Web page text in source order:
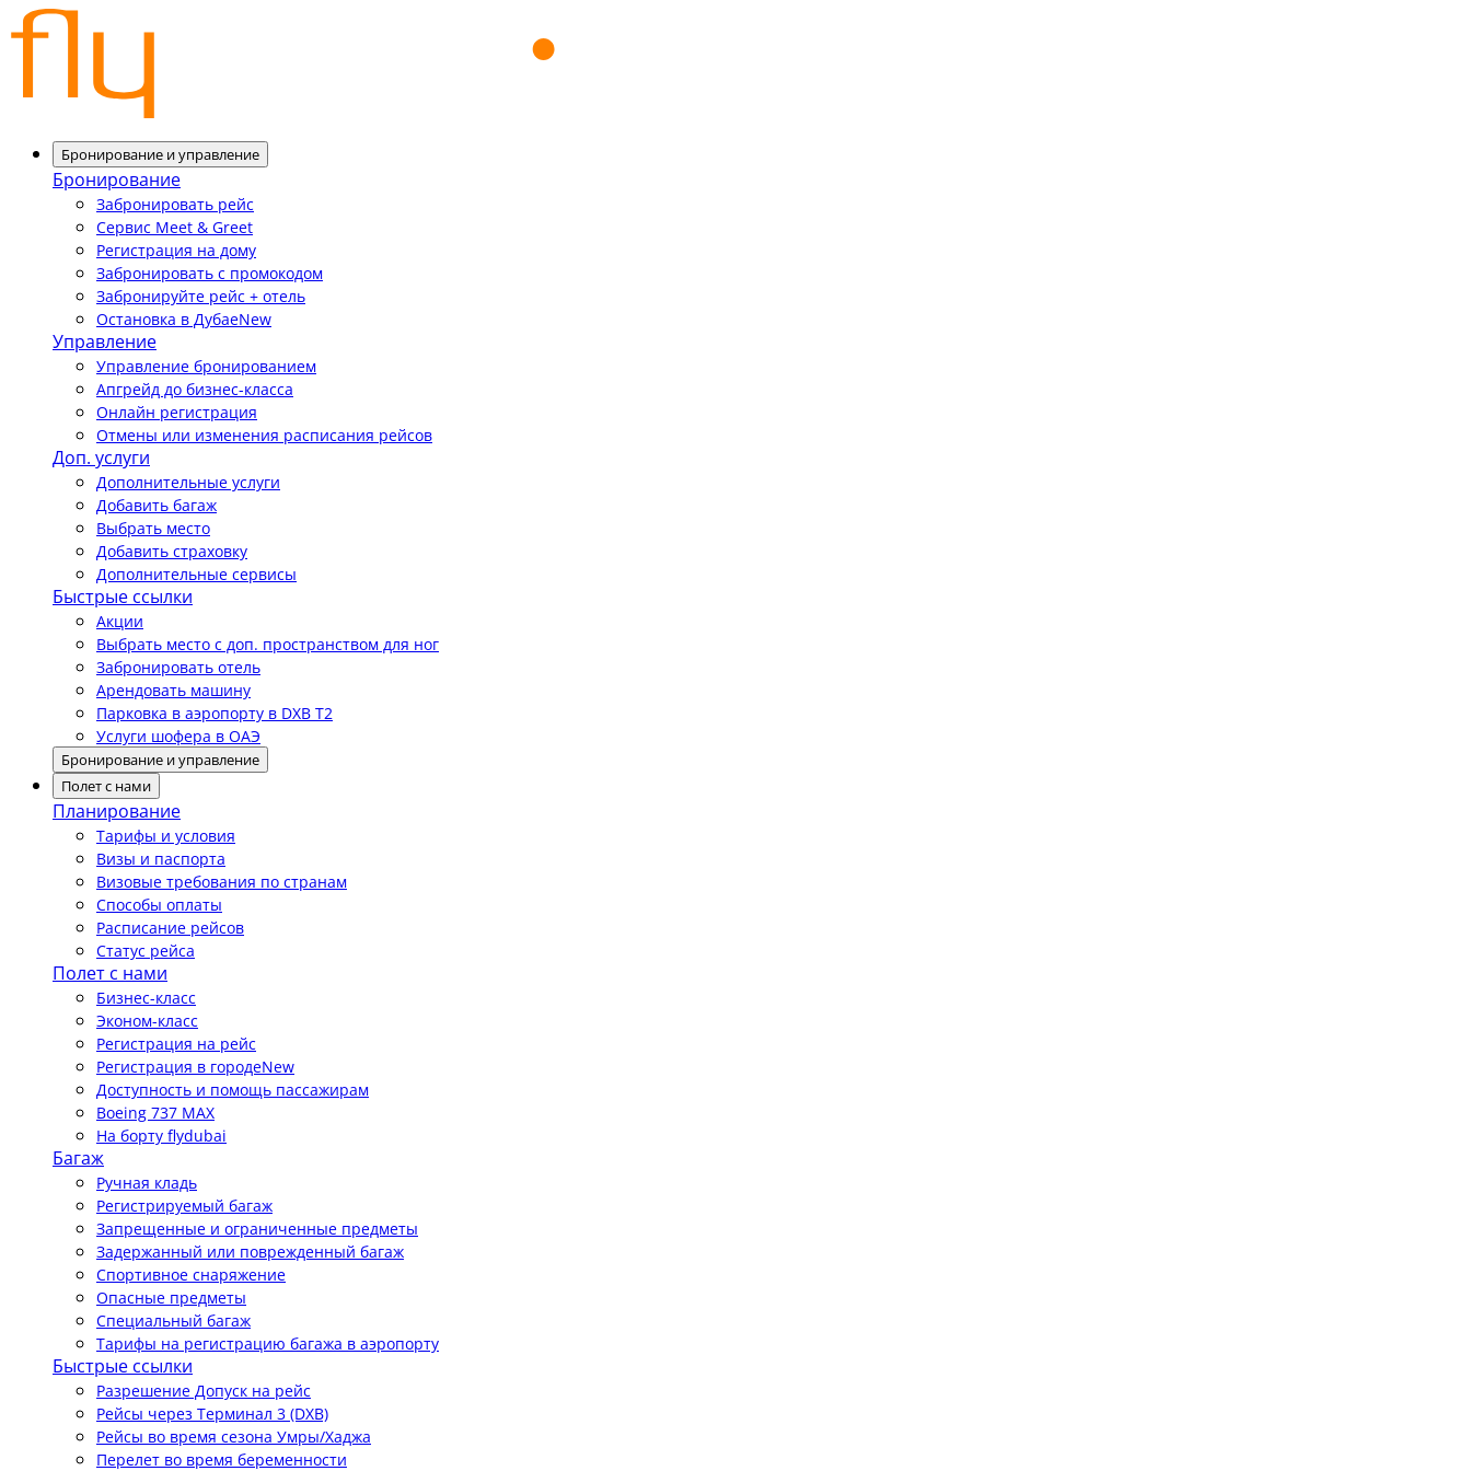
Бронирование и управление
Бронирование
Забронировать рейс
Сервис Meet & Greet
Регистрация на дому
Забронировать с промокодом
Забронируйте рейс + отель
Остановка в ДубаеNew
Управление
Управление бронированием
Апгрейд до бизнес-класса
Онлайн регистрация
Отмены или изменения расписания рейсов
Доп. услуги
Дополнительные услуги
Добавить багаж
Выбрать место
Добавить страховку
Дополнительные сервисы
Быстрые ссылки
Акции
Выбрать место с доп. пространством для ног
Забронировать отель
Арендовать машину
Парковка в аэропорту в DXB T2
Услуги шофера в ОАЭ
Бронирование и управление
Полет с нами
Планирование
Тарифы и условия
Визы и паспорта
Визовые требования по странам
Способы оплаты
Расписание рейсов
Статус рейса
Полет с нами
Бизнес-класс
Эконом-класс
Регистрация на рейс
Регистрация в городеNew
Доступность и помощь пассажирам
Boeing 737 MAX
На борту flydubai
Багаж
Ручная кладь
Регистрируемый багаж
Запрещенные и ограниченные предметы
Задержанный или поврежденный багаж
Спортивное снаряжение
Опасные предметы
Специальный багаж
Тарифы на регистрацию багажа в аэропорту
Быстрые ссылки
Разрешение Допуск на рейс
Рейсы через Терминал 3 (DXB)
Рейсы во время сезона Умры/Хаджа
Перелет во время беременности